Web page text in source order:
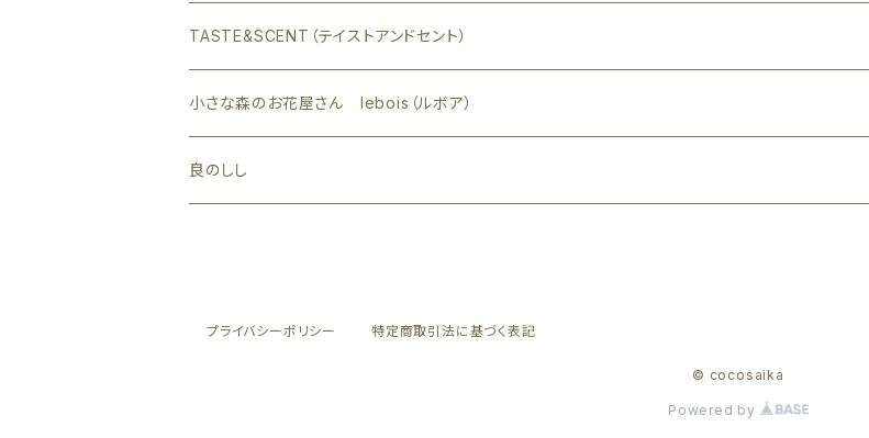
TASTE&SCENT（テイストアンドセント）
小さな森のお花屋さん lebois（ルボア）
良のしし
プライバシーポリシー 特定商取引法に基づく表記
© cocosaika
Powered by